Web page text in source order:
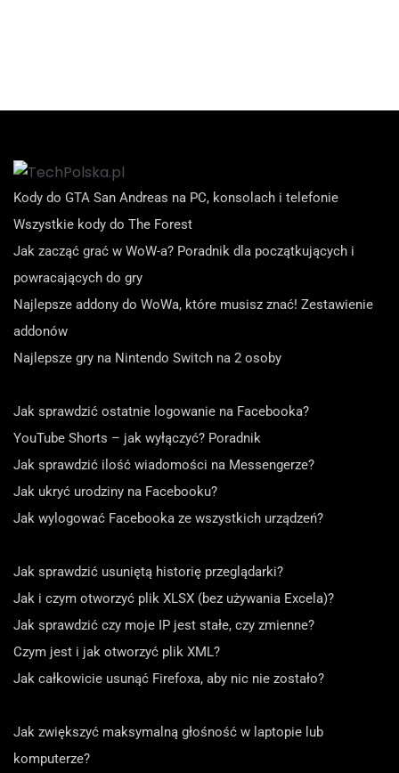
Kody do GTA San Andreas na PC, konsolach i telefonie
Wszystkie kody do The Forest
Jak zacząć grać w WoW-a? Poradnik dla początkujących i
powracających do gry
Najlepsze addony do WoWa, które musisz znać! Zestawienie
addonów
Najlepsze gry na Nintendo Switch na 2 osoby
Jak sprawdzić ostatnie logowanie na Facebooka?
YouTube Shorts – jak wyłączyć? Poradnik
Jak sprawdzić ilość wiadomości na Messengerze?
Jak ukryć urodziny na Facebooku?
Jak wylogować Facebooka ze wszystkich urządzeń?
Jak sprawdzić usuniętą historię przeglądarki?
Jak i czym otworzyć plik XLSX (bez używania Excela)?
Jak sprawdzić czy moje IP jest stałe, czy zmienne?
Czym jest i jak otworzyć plik XML?
Jak całkowicie usunąć Firefoxa, aby nic nie zostało?
Jak zwiększyć maksymalną głośność w laptopie lub
komputerze?